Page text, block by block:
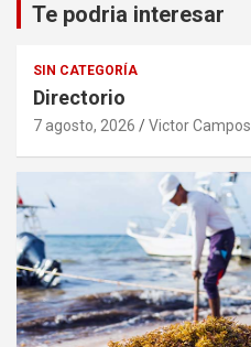
Te podria interesar
SIN CATEGORÍA
Directorio
7 agosto, 2026 Victor Campos